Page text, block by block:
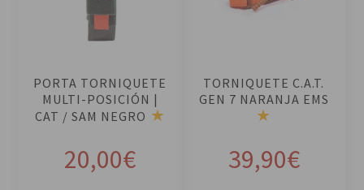
PORTA TORNIQUETE
MULTI-POSICIÓN |
CAT / SAM NEGRO
20,00€
to
TORNIQUETE C.A.T.
GEN 7 NARANJA EMS
39,90€